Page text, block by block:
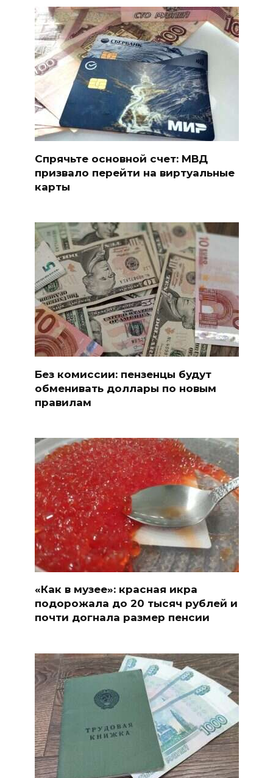
Спрячьте основной счет: МВД
призвало перейти на виртуальные
карты
Без комиссии: пензенцы будут
обменивать доллары по новым
правилам
«Как в музее»: красная икра
подорожала до 20 тысяч рублей и
почти догнала размер пенсии